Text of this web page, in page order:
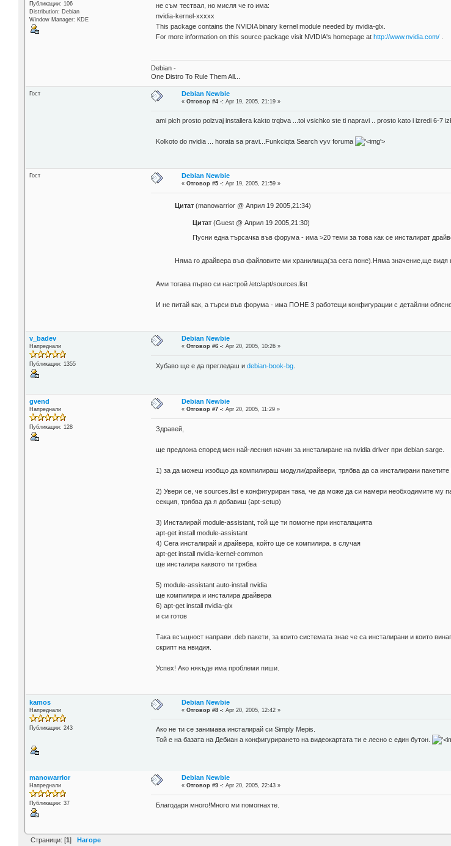
Публикации: 106
Distribution: Debian
Window Manager: KDE
не съм тествал, но мисля че го има:
nvidia-kernel-ххххх
This package contains the NVIDIA binary kernel module needed by nvidia-glx.
For more information on this source package visit NVIDIA's homepage athttp://www.nvidia.com/
Debian -
One Distro To Rule Them All...
Гост Debian Newbie
«Отговор #4 -: Apr 19, 2005, 21:19 »
ami pich prosto polzvaj installera kakto trqbva ...toi vsichko ste ti napravi .. prosto kato i izredi 6-7
Kolkoto do nvidia ... horata sa pravi...Funkciqta Search vyv foruma '>
Гост Debian Newbie
«Отговор #5 -: Apr 19, 2005, 21:59 »
Цитат(manowarrior @ Април 19 2005,21:34)
Цитат(Guest @ Април 19 2005,21:30)
Пусни една търсачка във форума - има >20 теми за това как се инсталират
Няма го драйвера във файловите ми хранилища(за сега поне).Няма значение,ще видя
Ами тогава първо си настрой /etc/apt/sources.list
И не питай как, а търси във форума - има ПОНЕ 3 работещи конфигурации с детайлни
v_badev
Напреднали
Публикации: 1355
Debian Newbie
«Отговор #6 -: Apr 20, 2005, 10:26 »
Хубаво ще е да прегледаш иdebian-book-bg
gvend
Напреднали
Публикации: 128
Debian Newbie
«Отговор #7 -: Apr 20, 2005, 11:29 »
Здравей,
ще предложа според мен най-лесния начин за инсталиране на nvidia driver при debian sarge.
1) за да можеш изобщо да компилираш модули/драйвери, трябва да са инсталирани
2) Увери се, че sources.list е конфигуриран така, че да може да си намери необходимите му
секция, трябва да я добавиш (apt-setup)
3) Инсталирай module-assistant, той ще ти помогне при инсталацията
apt-get install module-assistant
4) Сега инсталирай и драйвера, който ще се компилира. в случая
apt-get install nvidia-kernel-common
ще инсталира каквото ти трябва
5) module-assistant auto-install nvidia
ще компилира и инсталира драйвера
6) apt-get install nvidia-glx
и си готов
Така всъщност направи .deb пакети, за които системата знае че са инсталирани и които
скрипт на нвидия.
Успех! Ако някъде има проблеми пиши.
kamos
Напреднали
Публикации: 243
Debian Newbie
«Отговор #8 -: Apr 20, 2005, 12:42 »
Ако не ти се занимава инсталирай си Simply Mepis.
Той е на базата на Дебиан а конфигурирането на видеокартата ти е лесно с един бутон.
manowarrior
Напреднали
Публикации: 37
Debian Newbie
«Отговор #9 -: Apr 20, 2005, 22:43 »
Благодаря много!Много ми помогнахте.
Страници: [1] Нагоре